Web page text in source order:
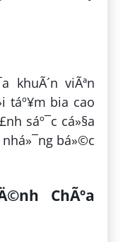
viÃªn
táº¥m bia cao
sáº¯c cá»§a
bá»©c
ChÃºa